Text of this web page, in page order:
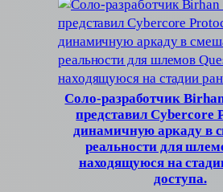
Соло-разработчик
представил
динамичную аркаду в
реальности для
находящуюся на
доступа.